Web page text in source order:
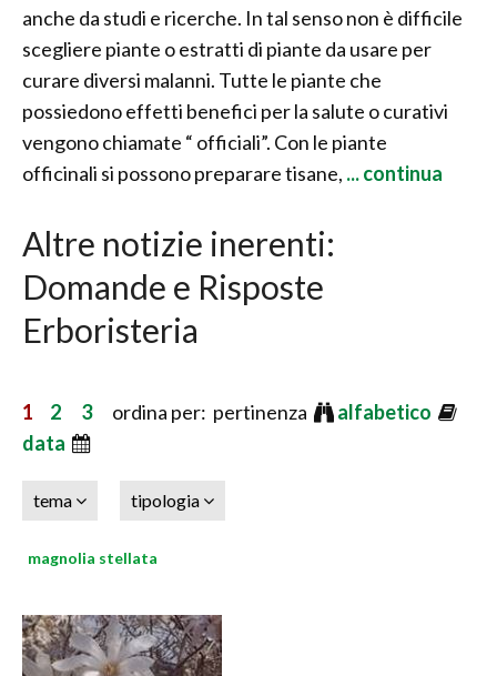
anche da studi e ricerche. In tal senso non è difficile
scegliere piante o estratti di piante da usare per
curare diversi malanni. Tutte le piante che
possiedono effetti benefici per la salute o curativi
vengono chiamate “ officiali”. Con le piante
officinali si possono preparare tisane, ... continua
Altre notizie inerenti:
Domande e Risposte
Erboristeria
1 2 3ordina per: pertinenza
alfabetico
data
tema tipologia
magnolia stellata